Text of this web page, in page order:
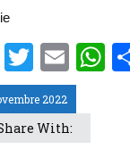
2022
Facebook
With: